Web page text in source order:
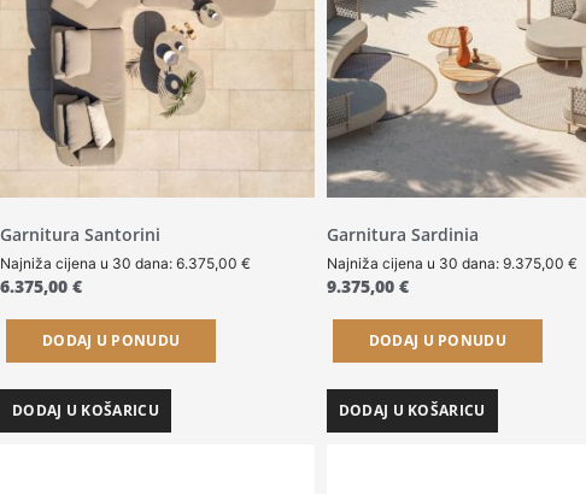
Garnitura Santorini
Najniža cijena u 30 dana: 6.375,00 €
6.375,00 €
DODAJ U PONUDU
DODAJ U KOŠARICU
Garnitura Sardinia
Najniža cijena u 30 dana: 9.375,00 €
9.375,00 €
DODAJ U PONUDU
DODAJ U KOŠARICU